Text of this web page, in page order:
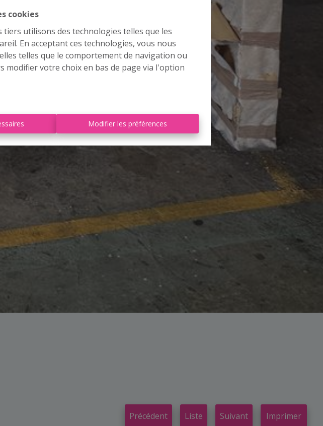
cookies
utilisons des technologies telles que les
En acceptant ces technologies, vous nous
telles que le comportement de navigation ou
modifier votre choix en bas de page via l'option
Modifier les préférences
Précédent Liste Suivant Imprimer